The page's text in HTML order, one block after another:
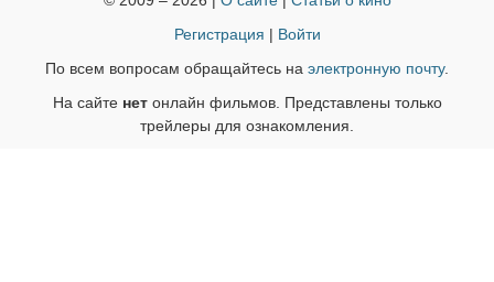
Регистрация Войти
По всем вопросам обращайтесь на электронную почту.
На сайте нетонлайн фильмов. Представлены только
трейлеры для ознакомления.